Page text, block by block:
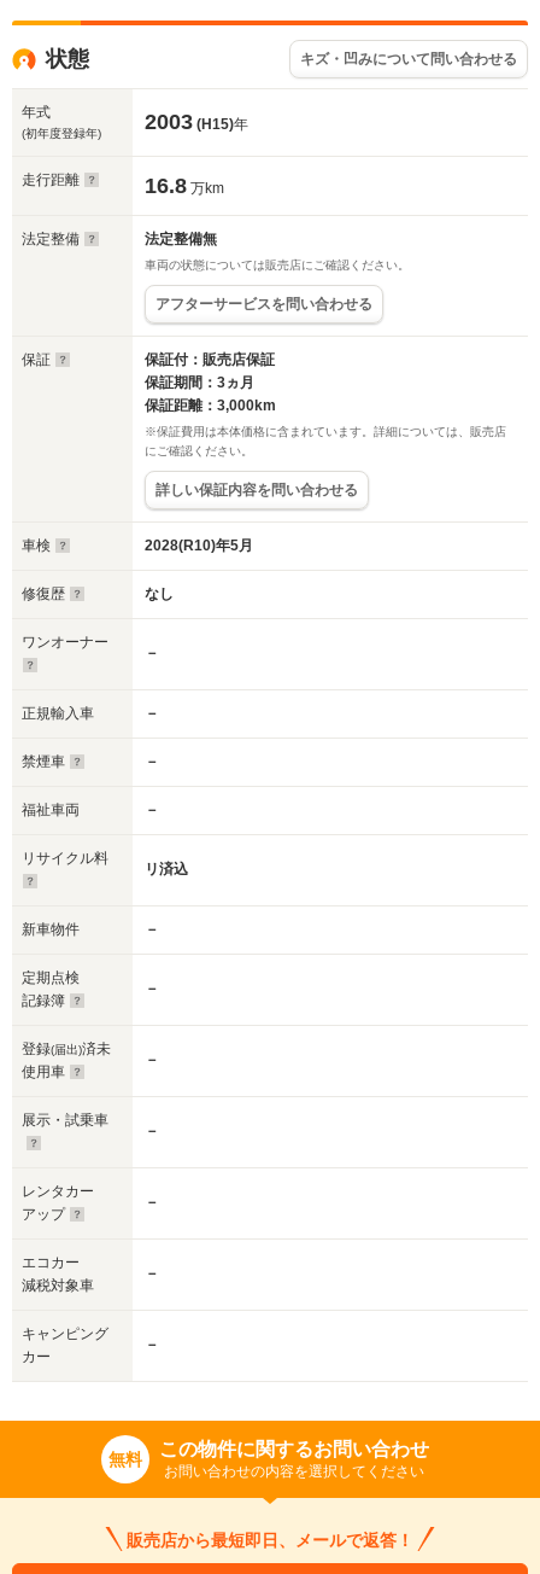
状態 キズ・凹みについて問い合わせる
年式
(初年度登録年) 2003 (H15)年
走行距離 16.8 万km
法定整備 法定整備無
車両の状態については販売店にご確認ください。
アフターサービスを問い合わせる
保証
保証付：販売店保証
保証期間：3ヵ月
保証距離：3,000km
※保証費用は本体価格に含まれています。詳細については、販売店
にご確認ください。
詳しい保証内容を問い合わせる
車検 2028(R10)年5月
修復歴 なし
ワンオーナー
－
正規輸入車 －
禁煙車 －
福祉車両 －
リサイクル料
リ済込
新車物件 －
定期点検
記録簿
－
登録(届出)済未
使用車
－
展示・試乗車
－
レンタカー
アップ
－
エコカー
減税対象車
－
キャンピング
カー
－
無料 この物件に関するお問い合わせ
お問い合わせの内容を選択してください
販売店から最短即日、メールで返答！